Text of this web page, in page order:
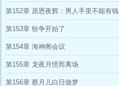
第152章 原恩夜辉：男人手里不能有钱
第153章 纷争开始了
第154章 海神阁会议
第155章 龙夜月愤而离场
第156章 蔡月儿白日做梦